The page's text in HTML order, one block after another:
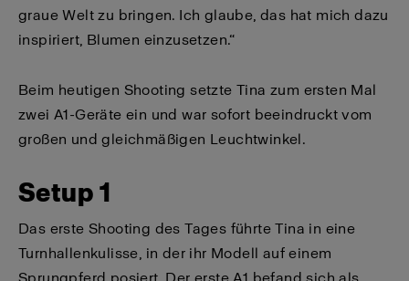
graue Welt zu bringen. Ich glaube, das hat mich dazu
inspiriert, Blumen einzusetzen.“
Beim heutigen Shooting setzte Tina zum ersten Mal
zwei A1-Geräte ein und war sofort beeindruckt vom
großen und gleichmäßigen Leuchtwinkel.
Setup 1
Das erste Shooting des Tages führte Tina in eine
Turnhallenkulisse, in der ihr Modell auf einem